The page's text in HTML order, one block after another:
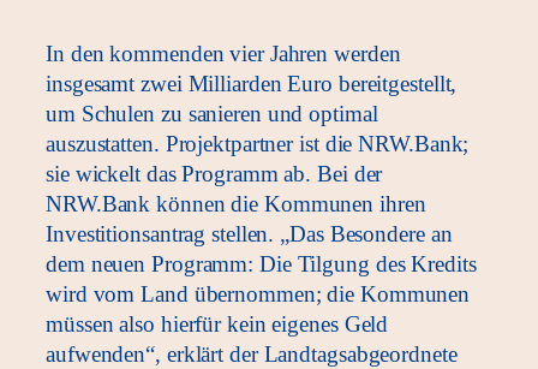
In den kommenden vier Jahren werden
insgesamt zwei Milliarden Euro bereitgestellt,
um Schulen zu sanieren und optimal
auszustatten. Projektpartner ist die NRW.Bank;
sie wickelt das Programm ab. Bei der
NRW.Bank können die Kommunen ihren
Investitionsantrag stellen. „Das Besondere an
dem neuen Programm: Die Tilgung des Kredits
wird vom Land übernommen; die Kommunen
müssen also hierfür kein eigenes Geld
aufwenden“, erklärt der Landtagsabgeordnete